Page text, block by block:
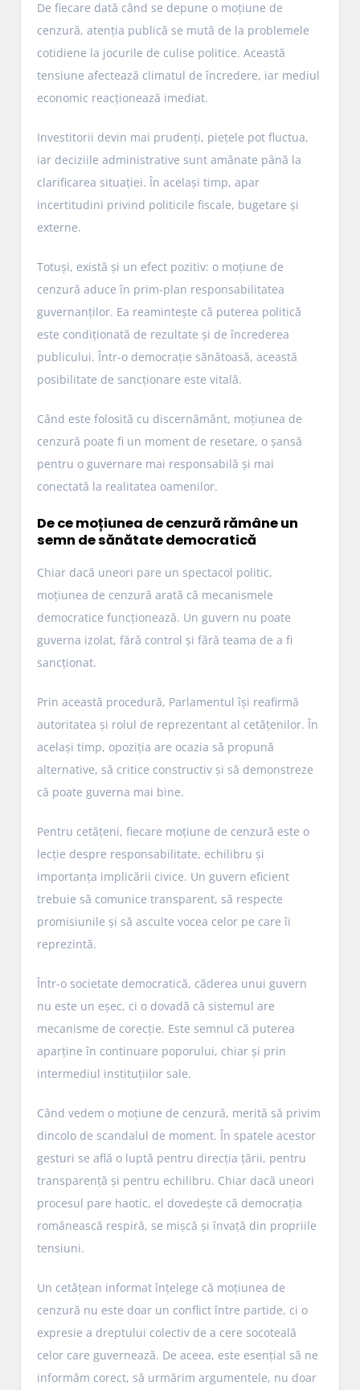
De fiecare dată când se depune o moțiune de
cenzură, atenția publică se mută de la problemele
cotidiene la jocurile de culise politice. Această
tensiune afectează climatul de încredere, iar mediul
economic reacționează imediat.
Investitorii devin mai prudenți, piețele pot fluctua,
iar deciziile administrative sunt amânate până la
clarificarea situației. În același timp, apar
incertitudini privind politicile fiscale, bugetare și
externe.
Totuși, există și un efect pozitiv: o moțiune de
cenzură aduce în prim-plan responsabilitatea
guvernanților. Ea reamintește că puterea politică
este condiționată de rezultate și de încrederea
publicului. Într-o democrație sănătoasă, această
posibilitate de sancționare este vitală.
Când este folosită cu discernământ, moțiunea de
cenzură poate fi un moment de resetare, o șansă
pentru o guvernare mai responsabilă și mai
conectată la realitatea oamenilor.
De ce moțiunea de cenzură rămâne un
semn de sănătate democratică
Chiar dacă uneori pare un spectacol politic,
moțiunea de cenzură arată că mecanismele
democratice funcționează. Un guvern nu poate
guverna izolat, fără control și fără teama de a fi
sancționat.
Prin această procedură, Parlamentul își reafirmă
autoritatea și rolul de reprezentant al cetățenilor. În
același timp, opoziția are ocazia să propună
alternative, să critice constructiv și să demonstreze
că poate guverna mai bine.
Pentru cetățeni, fiecare moțiune de cenzură este o
lecție despre responsabilitate, echilibru și
importanța implicării civice. Un guvern eficient
trebuie să comunice transparent, să respecte
promisiunile și să asculte vocea celor pe care îi
reprezintă.
Într-o societate democratică, căderea unui guvern
nu este un eșec, ci o dovadă că sistemul are
mecanisme de corecție. Este semnul că puterea
aparține în continuare poporului, chiar și prin
intermediul instituțiilor sale.
Când vedem o moțiune de cenzură, merită să privim
dincolo de scandalul de moment. În spatele acestor
gesturi se află o luptă pentru direcția țării, pentru
transparență și pentru echilibru. Chiar dacă uneori
procesul pare haotic, el dovedește că democrația
românească respiră, se mișcă și învață din propriile
tensiuni.
Un cetățean informat înțelege că moțiunea de
cenzură nu este doar un conflict între partide, ci o
expresie a dreptului colectiv de a cere socoteală
celor care guvernează. De aceea, este esențial să ne
informăm corect, să urmărim argumentele, nu doar